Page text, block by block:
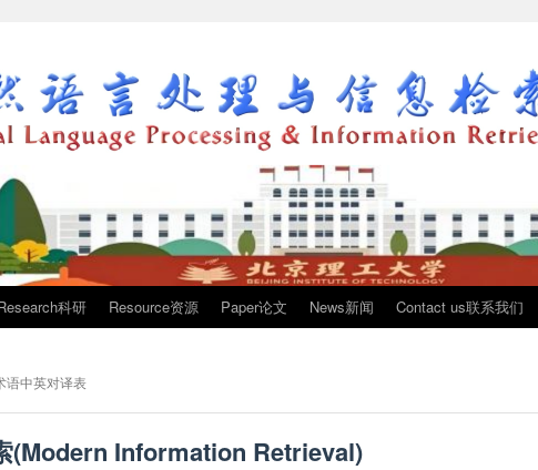
科研 Resource资源 Paper论文 News新闻 Contact us联系我们
语中英对译表
(Modern Information Retrieval)